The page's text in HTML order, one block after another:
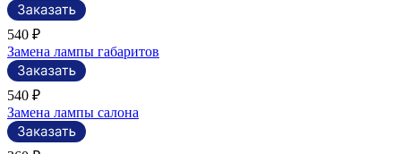
540 ₽
Замена лампы габаритов
540 ₽
Замена лампы салона